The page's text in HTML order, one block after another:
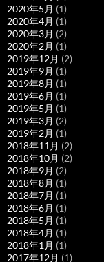
2020年5月 (1)
2020年4月 (1)
2020年3月 (2)
2020年2月 (1)
2019年12月 (2)
2019年9月 (1)
2019年8月 (1)
2019年6月 (1)
2019年5月 (1)
2019年3月 (2)
2019年2月 (1)
2018年11月 (2)
2018年10月 (2)
2018年9月 (2)
2018年8月 (1)
2018年7月 (1)
2018年6月 (1)
2018年5月 (1)
2018年4月 (1)
2018年1月 (1)
2017年12月 (1)